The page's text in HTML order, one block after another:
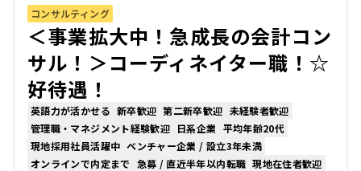
コンサルティング
＜事業拡大中！急成長の会計コン
サル！＞コーディネイター職！☆
好待遇！
英語力が活かせる 新卒歓迎 第二新卒歓迎 未経験者歓迎
管理職・マネジメント経験歓迎 日系企業 平均年齢20代
現地採用社員活躍中 ベンチャー企業 / 設立3年未満
オンラインで内定まで 急募 / 直近半年以内転職 現地在住者歓迎